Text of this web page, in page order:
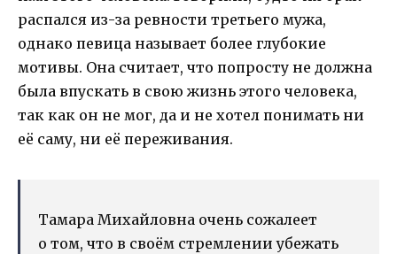
распался из-за ревности третьего мужа,
однако певица называет более глубокие
мотивы. Она считает, что попросту не должна
была впускать в свою жизнь этого человека,
так как он не мог, да и не хотел понимать ни
её саму, ни её переживания.
Тамара Михайловна очень сожалеет
о том, что в своём стремлении убежать